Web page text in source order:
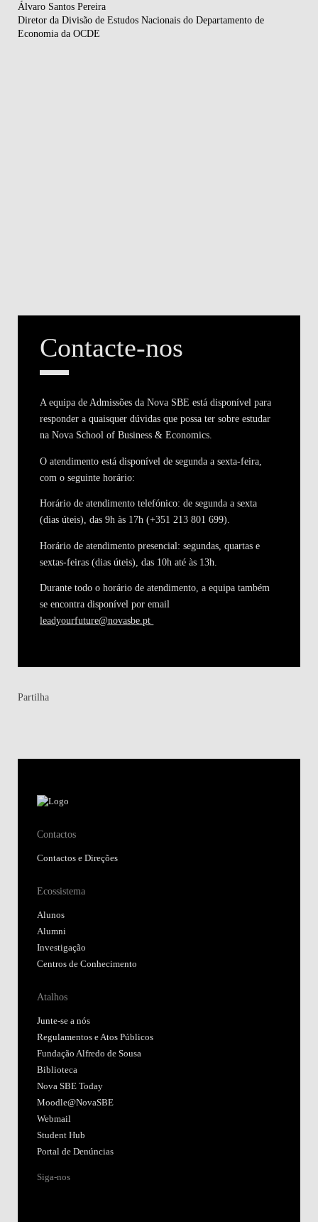
Álvaro Santos Pereira
Diretor da Divisão de Estudos Nacionais do Departamento de
Economia da OCDE
Contacte-nos
A equipa de Admissões da Nova SBE está disponível para
responder a quaisquer dúvidas que possa ter sobre estudar
na Nova School of Business & Economics.
O atendimento está disponível de segunda a sexta-feira,
com o seguinte horário:
Horário de atendimento telefónico:de segunda a sexta
(dias úteis), das 9h às 17h (+351 213 801 699).
Horário de atendimento presencial: segundas, quartas e
sextas-feiras (dias úteis), das 10h até às 13h.
Durante todo o horário de atendimento, a equipa também
se encontra disponível por email
leadyourfuture@novasbe.pt
Partilha
Contactos
Contactos e Direções
Ecossistema
Alunos
Alumni
Investigação
Centros de Conhecimento
Atalhos
Junte-se a nós
Regulamentos e Atos Públicos
Fundação Alfredo de Sousa
Biblioteca
Nova SBE Today
Moodle@NovaSBE
Webmail
Student Hub
Portal de Denúncias
Siga-nos